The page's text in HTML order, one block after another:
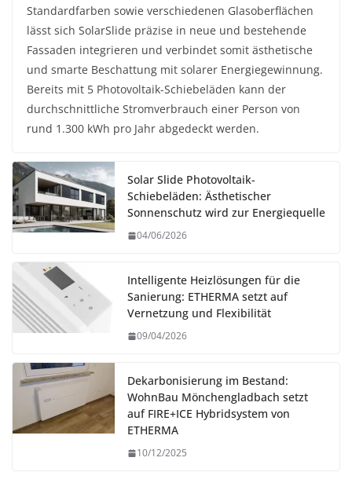
Standardfarben sowie verschiedenen Glasoberflächen
lässt sich SolarSlide präzise in neue und bestehende
Fassaden integrieren und verbindet somit ästhetische
und smarte Beschattung mit solarer Energiegewinnung.
Bereits mit 5 Photovoltaik-Schiebeläden kann der
durchschnittliche Stromverbrauch einer Person von
rund 1.300 kWh pro Jahr abgedeckt werden.
Solar Slide Photovoltaik-
Schiebeläden: Ästhetischer
Sonnenschutz wird zur Energiequelle
04/06/2026
Intelligente Heizlösungen für die
Sanierung: ETHERMA setzt auf
Vernetzung und Flexibilität
09/04/2026
Dekarbonisierung im Bestand:
WohnBau Mönchengladbach setzt
auf FIRE+ICE Hybridsystem von
ETHERMA
10/12/2025